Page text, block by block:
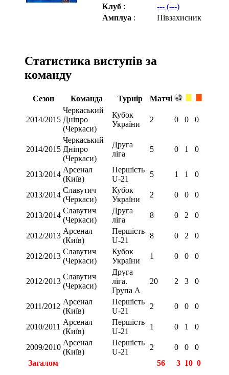
Клуб :
--- (---)
Амплуа : Півзахисник
Статистика виступів за
команду
Сезон Команда Турнір Матчі
2014/2015
Черкаський
Дніпро
(Черкаси)
Кубок
України
2 0 0 0
2014/2015
Черкаський
Дніпро
(Черкаси)
Друга
ліга
5 0 1 0
2013/2014
Арсенал
(Київ)
Першість
U-21
5 1 1 0
2013/2014
Славутич
(Черкаси)
Кубок
України
2 0 0 0
2013/2014
Славутич
(Черкаси)
Друга
ліга
8 0 2 0
2012/2013
Арсенал
(Київ)
Першість
U-21
8 0 2 0
2012/2013
Славутич
(Черкаси)
Кубок
України
1 0 0 0
2012/2013
Славутич
(Черкаси)
Друга
ліга.
Група А
20 2 3 0
2011/2012
Арсенал
(Київ)
Першість
U-21
2 0 0 0
2010/2011
Арсенал
(Київ)
Першість
U-21
1 0 1 0
2009/2010
Арсенал
(Київ)
Першість
U-21
2 0 0
0
Загалом
56 3 10 0